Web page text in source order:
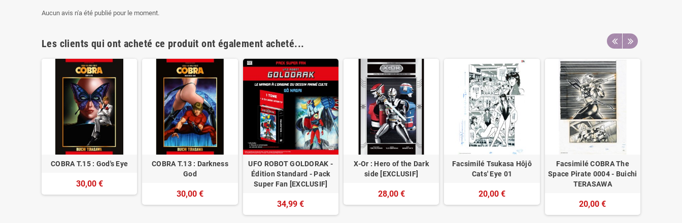
Aucun avis n'a été publié pour le moment.
Les clients qui ont acheté ce produit ont également acheté...
COBRA T.15 : God's Eye
30,00 €
COBRA T.13 : Darkness
God
30,00 €
UFO ROBOT GOLDORAK -
Édition Standard - Pack
Super Fan [EXCLUSIF]
34,99 €
X-Or : Hero of the Dark
side [EXCLUSIF]
28,00 €
Facsimilé Tsukasa Hôjô
Cats' Eye 01
20,00 €
Facsimilé COBRA The
Space Pirate 0004 - Buichi
TERASAWA
20,00 €